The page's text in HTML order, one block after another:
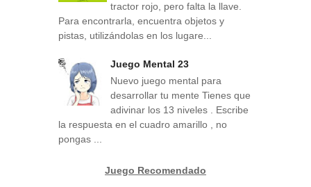
tractor rojo, pero falta la llave.
Para encontrarla, encuentra objetos y
pistas, utilizándolas en los lugare...
Juego Mental 23
Nuevo juego mental para
desarrollar tu mente Tienes que
adivinar los 13 niveles . Escribe
la respuesta en el cuadro amarillo , no
pongas ...
Juego Recomendado